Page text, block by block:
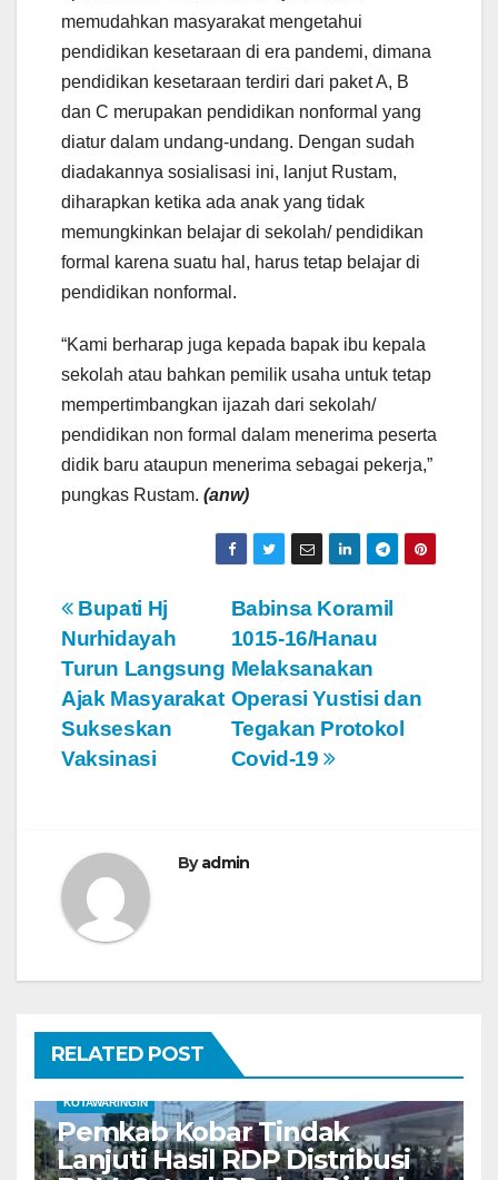
memudahkan masyarakat mengetahui
pendidikan kesetaraan di era pandemi, dimana
pendidikan kesetaraan terdiri dari paket A, B
dan C merupakan pendidikan nonformal yang
diatur dalam undang-undang. Dengan sudah
diadakannya sosialisasi ini, lanjut Rustam,
diharapkan ketika ada anak yang tidak
memungkinkan belajar di sekolah/ pendidikan
formal karena suatu hal, harus tetap belajar di
pendidikan nonformal.
“Kami berharap juga kepada bapak ibu kepala
sekolah atau bahkan pemilik usaha untuk tetap
mempertimbangkan ijazah dari sekolah/
pendidikan non formal dalam menerima peserta
didik baru ataupun menerima sebagai pekerja,”
pungkas Rustam. (anw)
N
a
v
i
s
i
p
o
s
Babinsa Koramil
1015-16/Hanau
Melaksanakan
Operasi Yustisi dan
Tegakan Protokol
Covid-19
Bupati Hj
Nurhidayah
Turun Langsung
Ajak Masyarakat
Sukseskan
Vaksinasi
Byadmin
RELATED POST
KOTAWARINGIN
Pemkab Kobar Tindak
Lanjuti Hasil RDP Distribusi